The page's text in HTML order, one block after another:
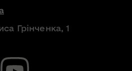
Грінченка, 1